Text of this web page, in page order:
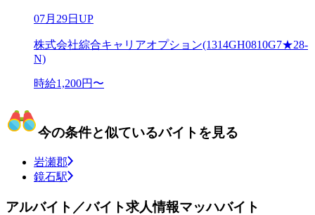
07月29日UP
株式会社綜合キャリアオプション(1314GH0810G7★28-
N)
時給1,200円〜
今の条件と似ているバイトを見る
岩瀬郡
鏡石駅
アルバイト／バイト求人情報マッハバイト